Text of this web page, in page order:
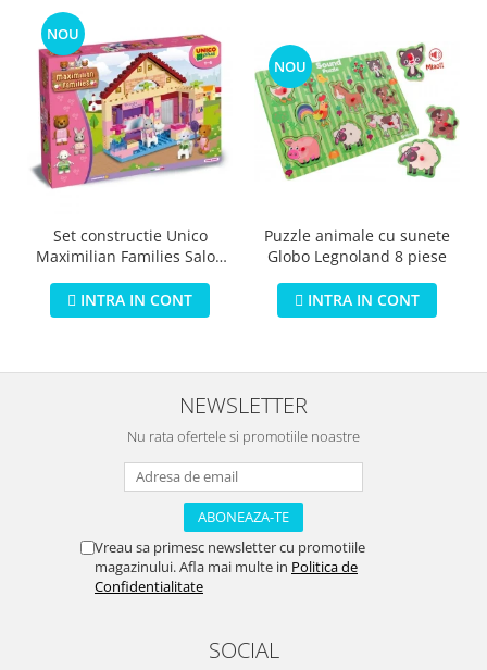
NOU
Set constructie Unico
Maximilian Families Salon
INTRA IN CONT
NOU
Puzzle animale cu sunete
Globo Legnoland 8 piese
INTRA IN CONT
NEWSLETTER
Nu rata ofertele si promotiile noastre
Vreau sa primesc newsletter cu promotiile
magazinului. Afla mai multe in Politica de
Confidentialitate
SOCIAL